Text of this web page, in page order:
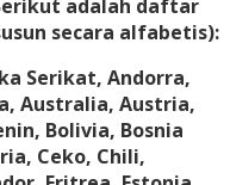
adalah daftar
secara alfabetis):
Serikat, Andorra,
Australia, Austria,
Bolivia, Bosnia
Ceko, Chili,